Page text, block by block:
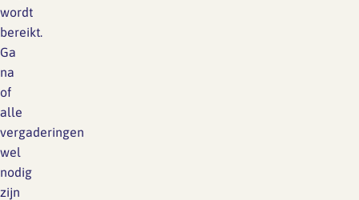
wordt
bereikt.
Ga
na
of
alle
vergaderingen
wel
nodig
zijn